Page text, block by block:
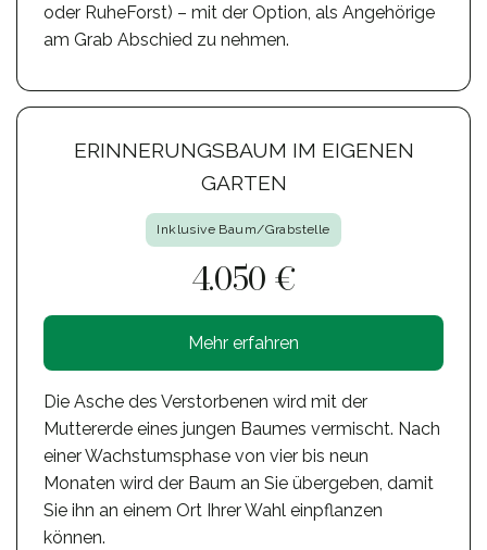
oder RuheForst) – mit der Option, als Angehörige
am Grab Abschied zu nehmen.
ERINNERUNGSBAUM IM EIGENEN
GARTEN
Inklusive Baum/Grabstelle
4.050 €
Mehr erfahren
Die Asche des Verstorbenen wird mit der
Muttererde eines jungen Baumes vermischt. Nach
einer Wachstumsphase von vier bis neun
Monaten wird der Baum an Sie übergeben, damit
Sie ihn an einem Ort Ihrer Wahl einpflanzen
können.